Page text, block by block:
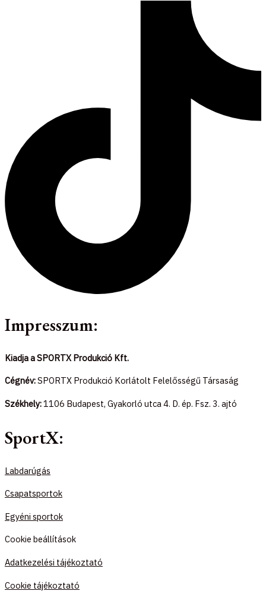
Impresszum:
Kiadja a SPORTX Produkció Kft.
Cégnév:SPORTX Produkció Korlátolt Felelősségű Társaság
Székhely:1106 Budapest, Gyakorló utca 4. D. ép. Fsz. 3. ajtó
SportX:
Labdarúgás
Csapatsportok
Egyéni sportok
Cookie beállítások
Adatkezelési tájékoztató
Cookie tájékoztató